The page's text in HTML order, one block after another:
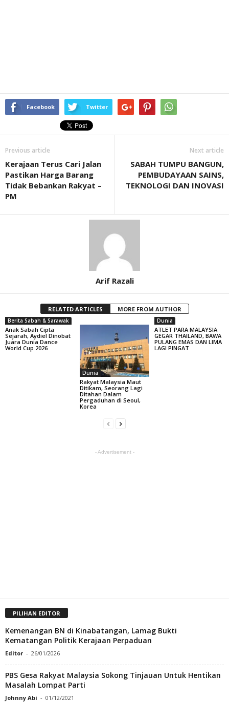
Facebook Twitter
Previous article
Kerajaan Terus Cari Jalan
Pastikan Harga Barang
Tidak Bebankan Rakyat –
PM
Next article
SABAH TUMPU BANGUN,
PEMBUDAYAAN SAINS,
TEKNOLOGI DAN INOVASI
Arif Razali
RELATED ARTICLES MORE FROM AUTHOR
Berita Sabah & Sarawak
Anak Sabah Cipta
Sejarah, Aydiel Dinobat
Juara Dunia Dance
World Cup 2026
Dunia
Rakyat Malaysia Maut
Ditikam, Seorang Lagi
Ditahan Dalam
Pergaduhan di Seoul,
Korea
Dunia
ATLET PARA MALAYSIA
GEGAR THAILAND, BAWA
PULANG EMAS DAN LIMA
LAGI PINGAT
- Advertisement -
PILIHAN EDITOR
Kemenangan BN di Kinabatangan, Lamag Bukti
Kematangan Politik Kerajaan Perpaduan
Editor - 26/01/2026
PBS Gesa Rakyat Malaysia Sokong Tinjauan Untuk Hentikan
Masalah Lompat Parti
Johnny Abi - 01/12/2021